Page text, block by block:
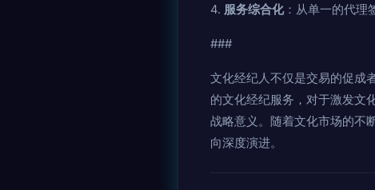
4. 服务综合化：从单一的代理
###
文化经纪人不仅是交易的促成
的文化经纪服务，对于激发文
战略意义。随着文化市场的不
向深度演进。